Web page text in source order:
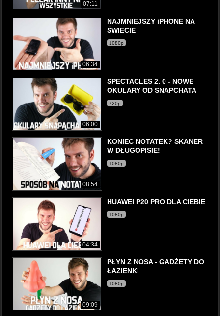
07:11
06:34
NAJMNIEJSZY iPHONE NA
ŚWIECIE
1080p
06:00
SPECTACLES 2. 0 - NOWE
OKULARY OD SNAPCHATA
720p
08:54
KONIEC NOTATEK? SKANER
W DŁUGOPISIE!
1080p
04:34
HUAWEI P20 PRO DLA CIEBIE
1080p
09:09
PŁYN Z NOSA - GADŻETY DO
ŁAZIENKI
1080p